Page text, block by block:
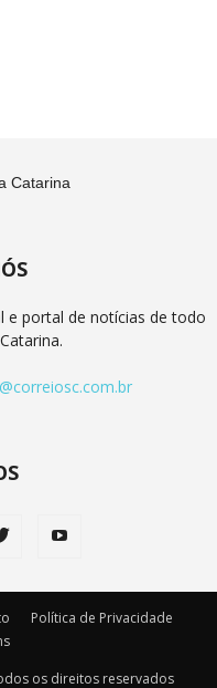
e portal de notícias de todo
Política de Privacidade
os direitos reservados